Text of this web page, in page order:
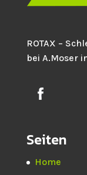
ROTAX –
bei A.Moser
Seiten
Home